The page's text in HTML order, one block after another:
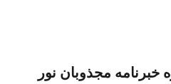
مجذوبان نور